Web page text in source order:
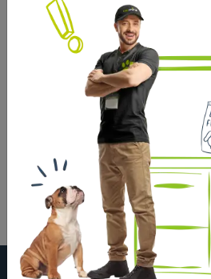
adoucissante de la glycérine et
cicatrisante et filmogène de
d'echinacea ; Limitation de la
bactérienne grâce à l'huile
Action décongestionnante de
menthe. Sa formule
originale à base de beurre de
favorise la régénération